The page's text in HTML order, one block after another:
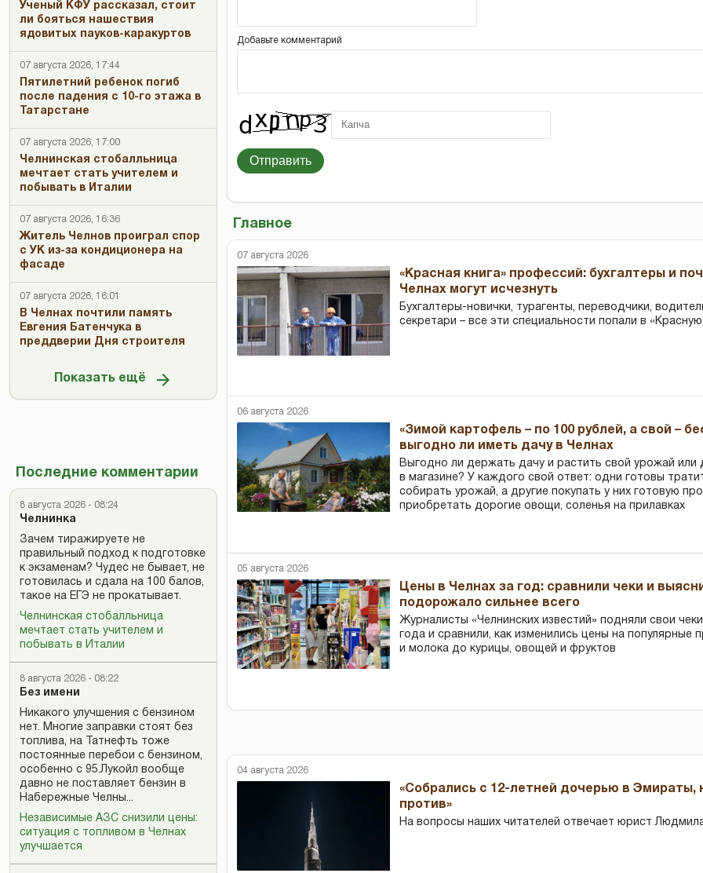
Ученый КФУ рассказал, стоит
ли бояться нашествия
ядовитых пауков-каракуртов
07 августа 2026, 17:44
Пятилетний ребенок погиб
после падения с 10-го этажа в
Татарстане
07 августа 2026, 17:00
Челнинская стобалльница
мечтает стать учителем и
побывать в Италии
07 августа 2026, 16:36
Житель Челнов проиграл спор
с УК из-за кондиционера на
фасаде
07 августа 2026, 16:01
В Челнах почтили память
Евгения Батенчука в
преддверии Дня строителя
Показать ещё
Последние комментарии
8 августа 2026 - 08:24
Челнинка
Зачем тиражируете не
правильный подход к подготовке
к экзаменам? Чудес не бывает, не
готовилась и сдала на 100 балов,
такое на ЕГЭ не прокатывает.
Челнинская стобалльница
мечтает стать учителем и
побывать в Италии
8 августа 2026 - 08:22
Без имени
Никакого улучшения с бензином
нет. Многие заправки стоят без
топлива, на Татнефть тоже
постоянные перебои с бензином,
особенно с 95.Лукойл вообще
давно не поставляет бензин в
Набережные Челны...
Независимые АЗС снизили цены:
ситуация с топливом в Челнах
улучшается
Добавьте комментарий
Отправить
Главное
07 августа 2026
«Красная книга» профессий: бухгалтеры и
Челнах могут исчезнуть
Бухгалтеры-новички, тур­агенты, переводчики,
секретари – все эти специальности попали в
06 августа 2026
«Зимой картофель – по 100 рублей, а свой –
выгодно ли иметь дачу в Челнах
Выгодно ли держать дачу и растить свой урожай или
в магазине? У каждого свой ответ: одни готовы
собирать урожай, а другие покупать у них готовую
приобретать дорогие овощи, соленья на прилавках
05 августа 2026
Цены в Челнах за год: сравнили чеки и
подорожало сильнее всего
Журналисты «Челнинских известий» подняли свои
года и сравнили, как изменились цены на популярные
и молока до курицы, овощей и фруктов
04 августа 2026
«Собрались с 12-летней дочерью в
против»
На вопросы наших читателей отвечает юрист